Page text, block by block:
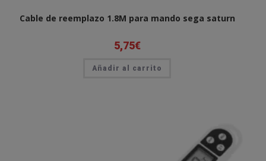
Cable de reemplazo 1.8M para mando sega saturn
5,75€
Añadir al carrito